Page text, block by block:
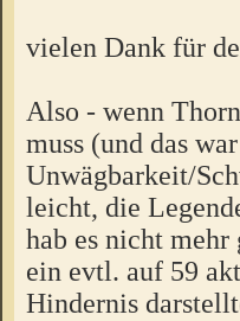
vielen Dank für
Also - wenn
muss (und das
Unwägbarkeit/
leicht, die
hab es nicht mehr
ein evtl. auf 59
Hindernis